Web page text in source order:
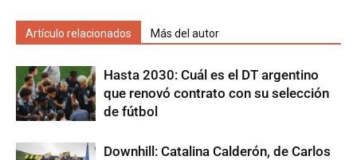
Artículo relacionados Más del autor
Hasta 2030: Cuál es el DT argentino
que renovó contrato con su selección
de fútbol
Downhill: Catalina Calderón, de Carlos